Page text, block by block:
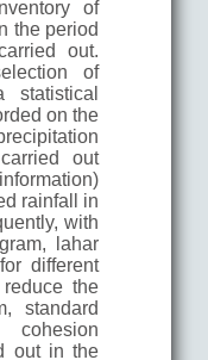
of
the period
out.
of
on the
out
rainfall in
with
lahar
different
the
standard
out in the